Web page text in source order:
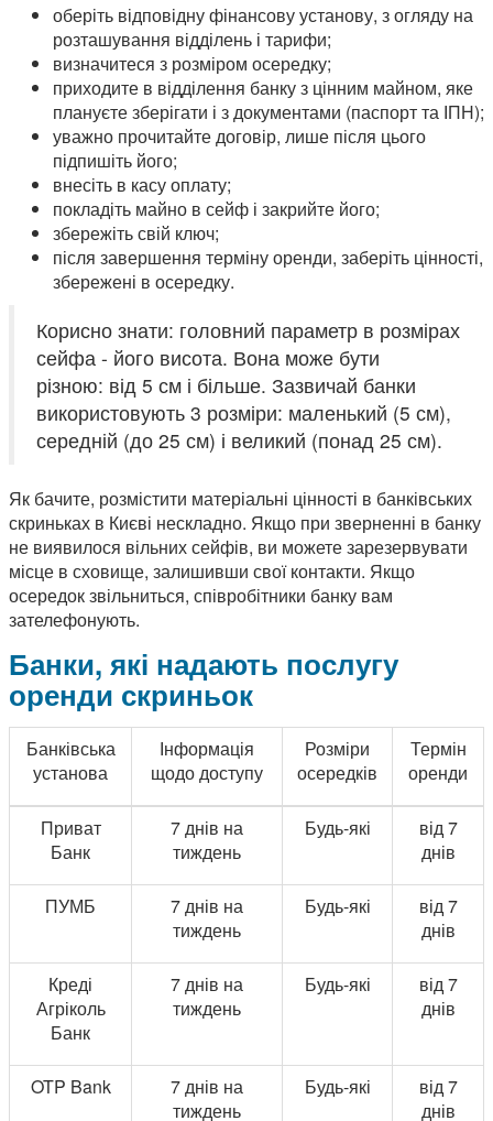
оберіть відповідну фінансову установу, з огляду на
розташування відділень і тарифи;
визначитеся з розміром осередку;
приходите в відділення банку з цінним майном, яке
плануєте зберігати і з документами (паспорт та ІПН);
уважно прочитайте договір, лише після цього
підпишіть його;
внесіть в касу оплату;
покладіть майно в сейф і закрийте його;
збережіть свій ключ;
після завершення терміну оренди, заберіть цінності,
збережені в осередку.
Корисно знати: головний параметр в розмірах
сейфа - його висота. Вона може бути
різною: від 5 см і більше. Зазвичай банки
використовують 3 розміри: маленький (5 см),
середній (до 25 см) і великий (понад 25 см).
Як бачите, розмістити матеріальні цінності в банківських
скриньках в Києві нескладно. Якщо при зверненні в банку
не виявилося вільних сейфів, ви можете зарезервувати
місце в сховище, залишивши свої контакти. Якщо
осередок звільниться, співробітники банку вам
зателефонують.
Банки, які надають послугу
оренди скриньок
Банківська
установа
Інформація
щодо доступу
Розміри
осередків
Термін
оренди
Приват
Банк
7 днів на
тиждень
Будь-які
від 7
днів
ПУМБ
7 днів на
тиждень
Будь-які
від 7
днів
Креді
Агріколь
Банк
7 днів на
тиждень
Будь-які
від 7
днів
OTP Bank
7 днів на
тиждень
Будь-які
від 7
днів